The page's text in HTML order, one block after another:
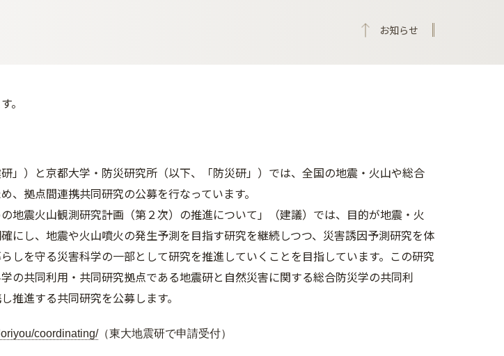
お知らせ
。
」）と京都大学・防災研究所（以下、「防災研」）では、全国の地震・火山や総合
、拠点間連携共同研究の公募を行なっています。
地震火山観測研究計画（第２次）の推進について」（建議）では、目的が地震・火
にし、地震や火山噴火の発生予測を目指す研究を継続しつつ、災害誘因予測研究を体
しを守る災害科学の一部として研究を推進していくことを目指しています。この研究
の共同利用・共同研究拠点である地震研と自然災害に関する総合防災学の共同利
推進する共同研究を公募します。
coordinating/（東大地震研で申請受付）​​​​​​​